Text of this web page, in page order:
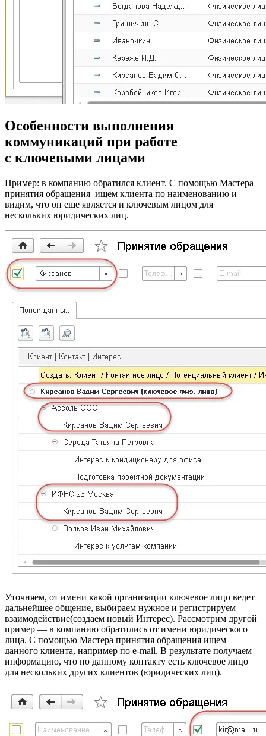
Особенности выполнения
коммуникаций при работе
с ключевыми лицами
Пример: в компанию обратился клиент. С помощью Мастера
принятия обращения ищем клиента по наименованию и
видим, что он еще является и ключевым лицом для
нескольких юридических лиц.
Уточняем, от имени какой организации ключевое лицо ведет
дальнейшее общение, выбираем нужное и регистрируем
взаимодействие(создаем новый Интерес). Рассмотрим другой
пример — в компанию обратились от имени юридического
лица. С помощью Мастера принятия обращения ищем
данного клиента, например по e-mail. В результате получаем
информацию, что по данному контакту есть ключевое лицо
для нескольких других клиентов (юридических лиц).